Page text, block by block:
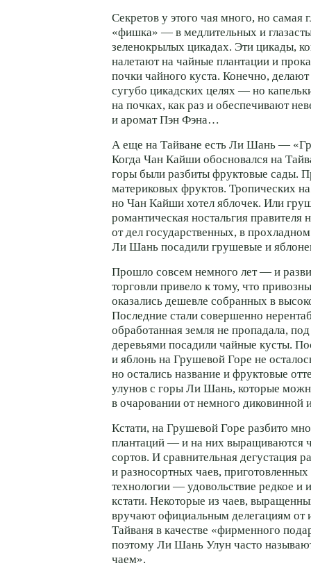
Секретов у этого чая много, но самая
«фишка» — в медлительных и
зеленокрылых цикадах. Эти цикады,
налетают на чайные плантации и
почки чайного куста. Конечно,
сугубо цикадских целях — но
на почках, как раз и обеспечивают
и аромат Пэн Фэна…
А еще на Тайване есть Ли Шань —
Когда Чан Кайши обосновался на
горы были разбиты фруктовые сады.
материковых фруктов. Тропических
но Чан Кайши хотел яблочек. Или
романтическая ностальгия правителя
от дел государственных, в
Ли Шань посадили грушевые и
Прошло совсем немного лет — и
торговли привело к тому, что
оказались дешевле собранных в
Последние стали совершенно
обработанная земля не пропадала,
деревьями посадили чайные кусты.
и яблонь на Грушевой Горе не
но остались название и фруктовые
улунов с горы Ли Шань, которые
в очаровании от немного диковинной
Кстати, на Грушевой Горе разбито
плантаций — и на них выращиваются
сортов. И сравнительная дегустация
и разносортных чаев,
технологии — удовольствие редкое и
кстати. Некоторые из чаев,
вручают официальным делегациям от
Тайваня в качестве «фирменного
поэтому Ли Шань Улун часто
чаем».